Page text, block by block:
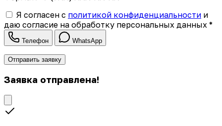
Я согласен с политикой конфиденциальности и
даю согласие на обработку персональных данных *
Телефон WhatsApp
Отправить заявку
Заявка отправлена!